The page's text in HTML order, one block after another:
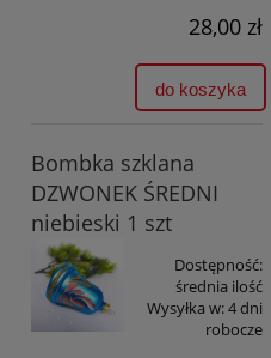
28,00 zł
do koszyka
Bombka szklana
DZWONEK ŚREDNI
niebieski 1 szt
Dostępność:
średnia ilość
Wysyłka w:4 dni
robocze